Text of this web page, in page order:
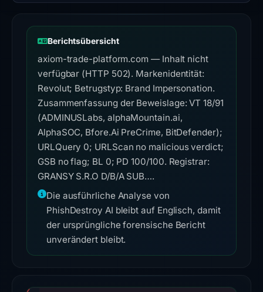
Berichtsübersicht
axiom-trade-platform.com — Inhalt nicht
verfügbar (HTTP 502). Markenidentität:
Revolut; Betrugstyp: Brand Impersonation.
Zusammenfassung der Beweislage: VT 18/91
(ADMINUSLabs, alphaMountain.ai,
AlphaSOC, Bfore.Ai PreCrime, BitDefender);
URLQuery 0; URLScan no malicious verdict;
GSB no flag; BL 0; PD 100/100. Registrar:
GRANSY S.R.O D/B/A SUB….
Die ausführliche Analyse von
PhishDestroy AI bleibt auf Englisch, damit
der ursprüngliche forensische Bericht
unverändert bleibt.